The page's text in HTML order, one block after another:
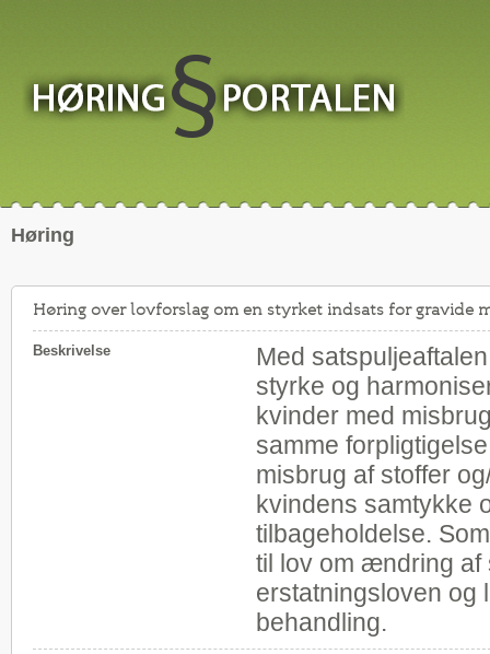
Høring
Høring over lovforslag om en styrket indsats for gravide
Beskrivelse
Med
styrke og
kvinder med
samme
misbrug af stoffer
kvindens samtykke
tilbageholdelse.
til lov om ændring af
erstatningsloven og
behandling.